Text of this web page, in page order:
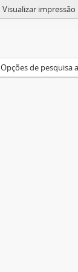
Visualizar impressão
Opções de pesquisa